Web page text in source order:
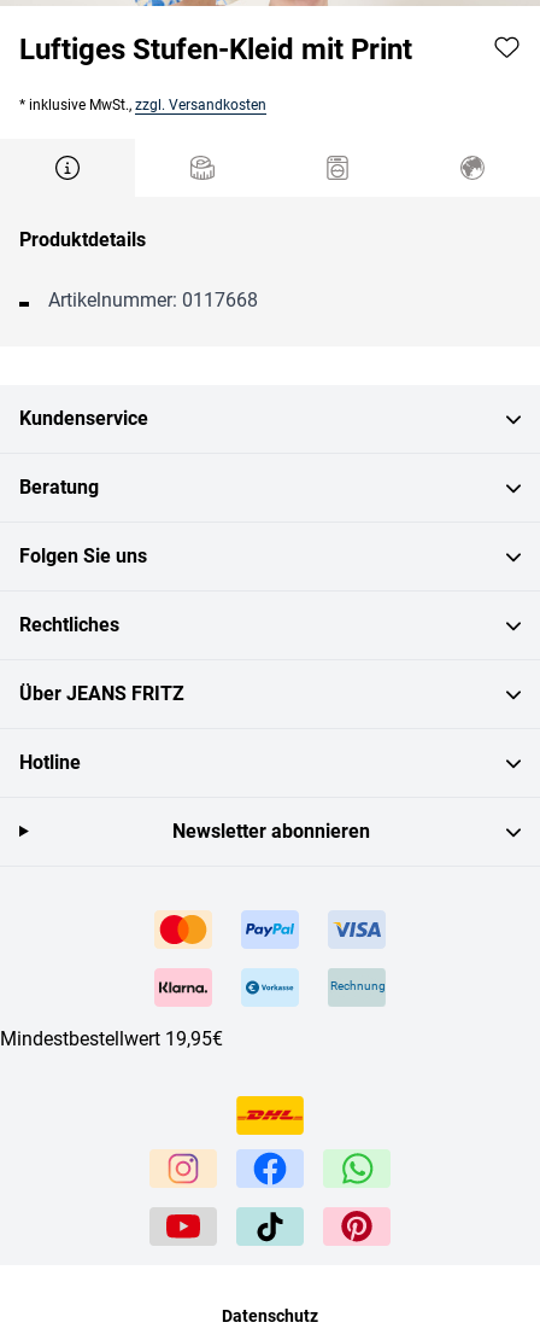
Luftiges Stufen-Kleid mit Print
* inklusive MwSt., zzgl. Versandkosten
Produktdetails
Artikelnummer: 0117668
Kundenservice
Beratung
Folgen Sie uns
Rechtliches
Über JEANS FRITZ
Hotline
Rechnung
Mindestbestellwert 19,95€
Newsletter abonnieren
Datenschutz